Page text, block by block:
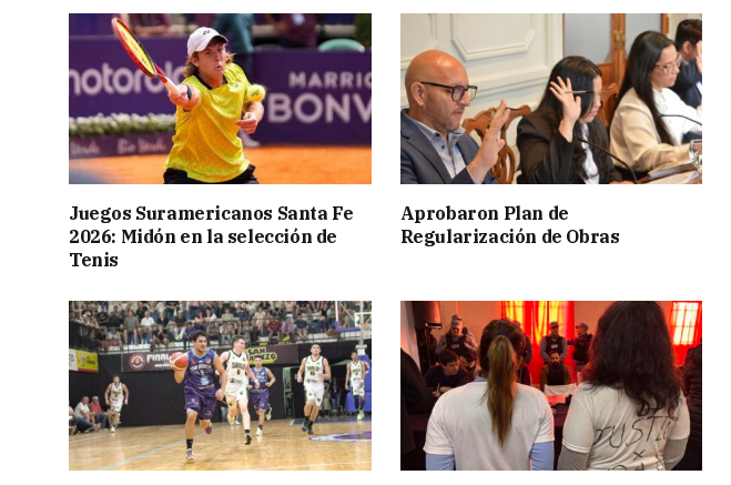
Juegos Suramericanos Santa Fe
2026: Midón en la selección de
Tenis
Aprobaron Plan de
Regularización de Obras